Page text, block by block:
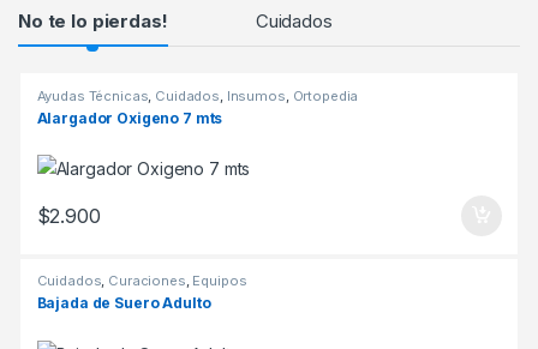
Products Grid
No te lo pierdas! Cuidados
Ayudas Técnicas, Cuidados, Insumos, Ortopedia
Alargador Oxigeno 7 mts
$2.900
Cuidados, Curaciones, Equipos
Bajada de Suero Adulto